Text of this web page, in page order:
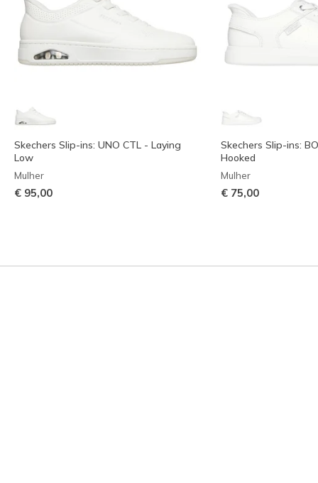
Skechers Slip-ins: UNO CTL - Laying
Low
Mulher
€ 95,00
Skechers Slip-ins:
Hooked
Mulher
€ 75,00